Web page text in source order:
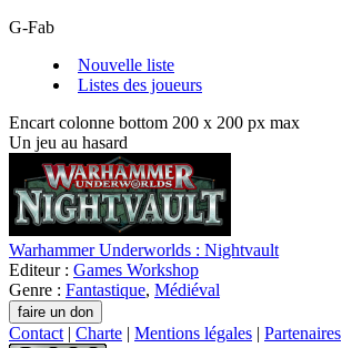
G-Fab
Nouvelle liste
Listes des joueurs
Encart colonne bottom 200 x 200 px max
Un jeu au hasard
Warhammer Underworlds : Nightvault
Editeur : Games Workshop
Genre : Fantastique, Médiéval
Contact | Charte | Mentions légales | Partenaires